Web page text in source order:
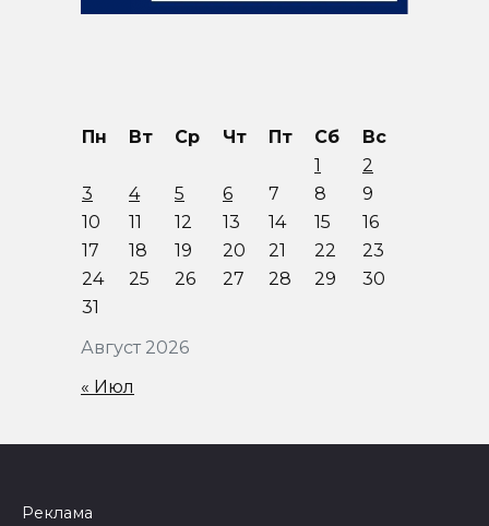
Август 2026
Пн Вт Ср Чт Пт Сб
Вс
1
2
3
4 5 6 7 8
9
10
11 12 13 14 15
16
17
18 19 20 21 22
23
24
25 26 27 28 29
30
31
« Июл
Реклама